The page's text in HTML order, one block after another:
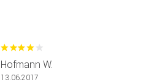
Hofmann W.
13.06.2017